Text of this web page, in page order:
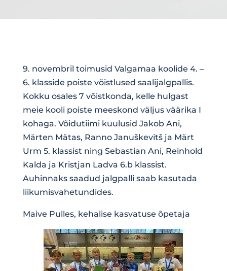
9. novembril toimusid Valgamaa koolide 4. –
6. klasside poiste võistlused saalijalgpallis.
Kokku osales 7 võistkonda, kelle hulgast
meie kooli poiste meeskond väljus väärika I
kohaga. Võidutiimi kuulusid Jakob Ani,
Märten Mätas, Ranno Januškevitš ja Märt
Urm 5. klassist ning Sebastian Ani, Reinhold
Kalda ja Kristjan Ladva 6.b klassist.
Auhinnaks saadud jalgpalli saab kasutada
liikumisvahetundides.
Maive Pulles, kehalise kasvatuse õpetaja